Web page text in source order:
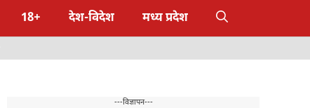
18+ देश-विदेश मध्य प्रदेश
---विज्ञापन---